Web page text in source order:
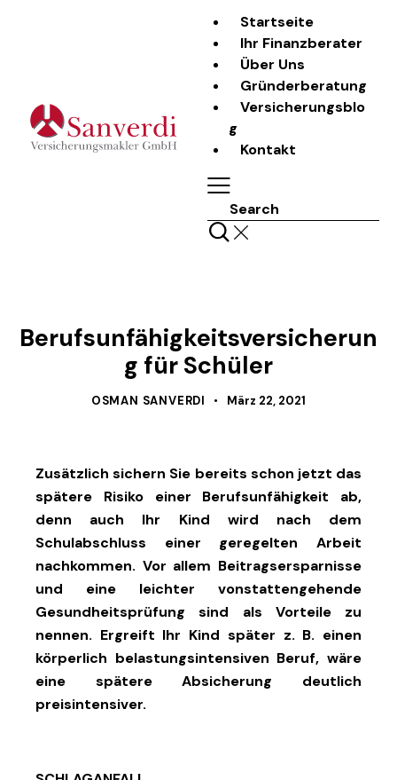
Startseite
Ihr Finanzberater
Über Uns
Gründerberatung
Versicherungsblo
g
Kontakt
Search
Berufsunfähigkeitsversicherun
g für Schüler
OSMAN SANVERDI März 22, 2021
Zusätzlich sichern Sie bereits schon jetzt das
spätere Risiko einer Berufsunfähigkeit ab,
denn auch Ihr Kind wird nach dem
Schulabschluss einer geregelten Arbeit
nachkommen. Vor allem Beitragsersparnisse
und eine leichter vonstattengehende
Gesundheitsprüfung sind als Vorteile zu
nennen. Ergreift Ihr Kind später z. B. einen
körperlich belastungsintensiven Beruf, wäre
eine spätere Absicherung deutlich
preisintensiver.